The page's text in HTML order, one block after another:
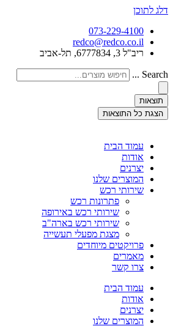
דלג לתוכן
073-229-4100
redco@redco.co.il
ריב"ל 3, 6777834, תל-אביב
Search ...
תוצאות
הצגת כל התוצאות
עמוד הבית
אודות
יצרנים
המוצרים שלנו
שירותי רכש
פתרונות רכש
שירותי רכש באירופה
שירותי רכש בארה"ב
מצגת מפעלי תעשייה
פרויקטים מיוחדים
מאמרים
צרו קשר
עמוד הבית
אודות
יצרנים
המוצרים שלנו